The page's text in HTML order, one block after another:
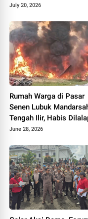
di Mapolsek
July 20, 2026
Rumah Warga di Pasar
Senen Lubuk
Tengah Ilir, Habis
Sijago Merah
June 28, 2026